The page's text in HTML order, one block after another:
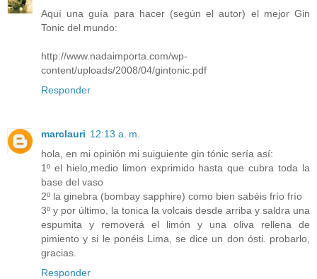
Aquí una guía para hacer (según el autor) el mejor Gin
Tonic del mundo:
http://www.nadaimporta.com/wp-
content/uploads/2008/04/gintonic.pdf
Responder
marclauri 12:13 a. m.
hola, en mi opinión mi suiguiente gin tónic sería así:
1º el hielo,medio limon exprimido hasta que cubra toda la
base del vaso
2º la ginebra (bombay sapphire) como bien sabéis frío frío
3º y por último, la tonica la volcais desde arriba y saldra una
espumita y removerá el limón y una oliva rellena de
pimiento y si le ponéis Lima, se dice un don ósti. probarlo,
gracias.
Responder